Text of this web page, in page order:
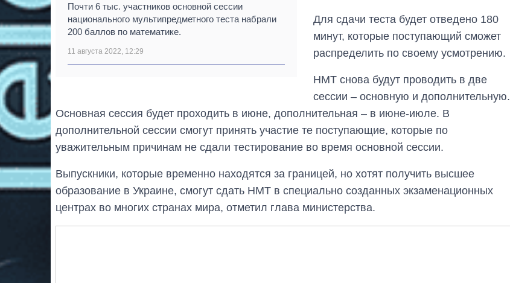
Почти 6 тыс. участников основной сессии
национального мультипредметного теста набрали
200 баллов по математике.
11 августа 2022, 12:29
Для сдачи теста будет отведено 180
минут, которые поступающий сможет
распределить по своему усмотрению.
НМТ снова будут проводить в две
сессии – основную и дополнительную.
Основная сессия будет проходить в июне, дополнительная – в июне-июле. В
дополнительной сессии смогут принять участие те поступающие, которые по
уважительным причинам не сдали тестирование во время основной сессии.
Выпускники, которые временно находятся за границей, но хотят получить высшее
образование в Украине, смогут сдать НМТ в специально созданных экзаменационных
центрах во многих странах мира, отметил глава министерства.